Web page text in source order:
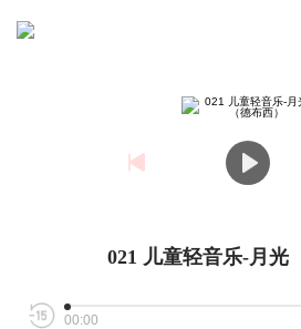
021 儿童轻音乐-月光
00:00